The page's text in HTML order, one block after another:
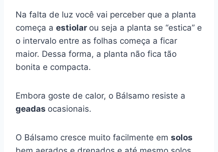
Na falta de luz você vai perceber que a planta
começa a estiolar ou seja a planta se “estica” e
o intervalo entre as folhas começa a ficar
maior. Dessa forma, a planta não fica tão
bonita e compacta.
Embora goste de calor, o Bálsamo resiste a
geadas ocasionais.
O Bálsamo cresce muito facilmente em solos